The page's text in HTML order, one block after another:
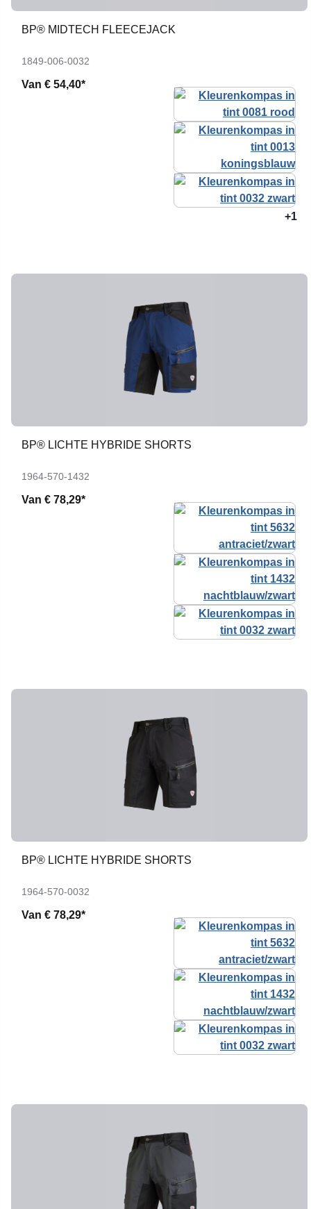
BP® MIDTECH FLEECEJACK
1849-006-0032
Van € 54,40*
+1
BP® LICHTE HYBRIDE SHORTS
1964-570-1432
Van € 78,29*
BP® LICHTE HYBRIDE SHORTS
1964-570-0032
Van € 78,29*